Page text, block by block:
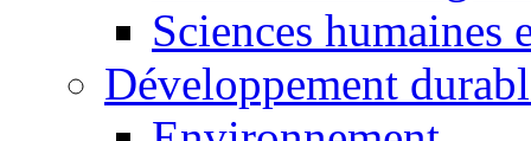
Sciences humaines
Développement